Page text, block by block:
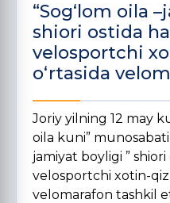
“Sog‘lom oila
shiori ostida
velosportchi
o‘rtasida
Joriy yilning 12 may
oila kuni” munosabati
jamiyat boyligi ”
velosportchi xotin-
velomarafon tashkil